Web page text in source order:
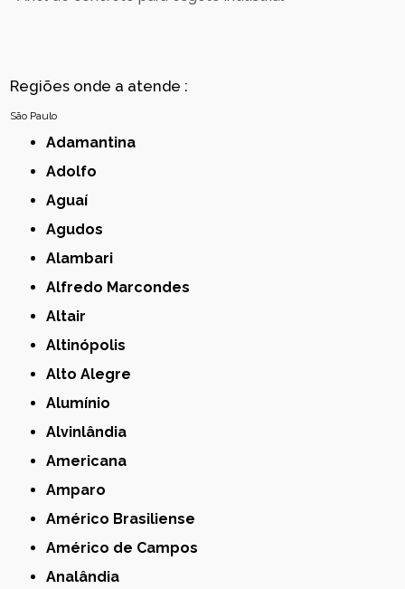
Regiões onde a atende :
São Paulo
Adamantina
Adolfo
Aguaí
Agudos
Alambari
Alfredo Marcondes
Altair
Altinópolis
Alto Alegre
Alumínio
Alvinlândia
Americana
Amparo
Américo Brasiliense
Américo de Campos
Analândia